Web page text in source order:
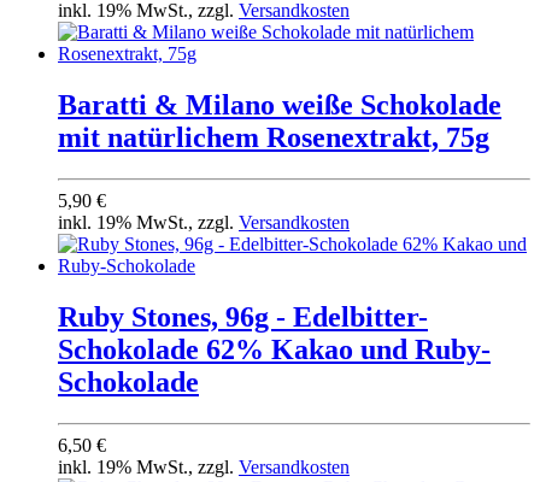
inkl. 19% MwSt., zzgl. Versandkosten
Baratti & Milano weiße Schokolade
mit natürlichem Rosenextrakt, 75g
5,90 €
inkl. 19% MwSt., zzgl. Versandkosten
Ruby Stones, 96g - Edelbitter-
Schokolade 62% Kakao und Ruby-
Schokolade
6,50 €
inkl. 19% MwSt., zzgl. Versandkosten